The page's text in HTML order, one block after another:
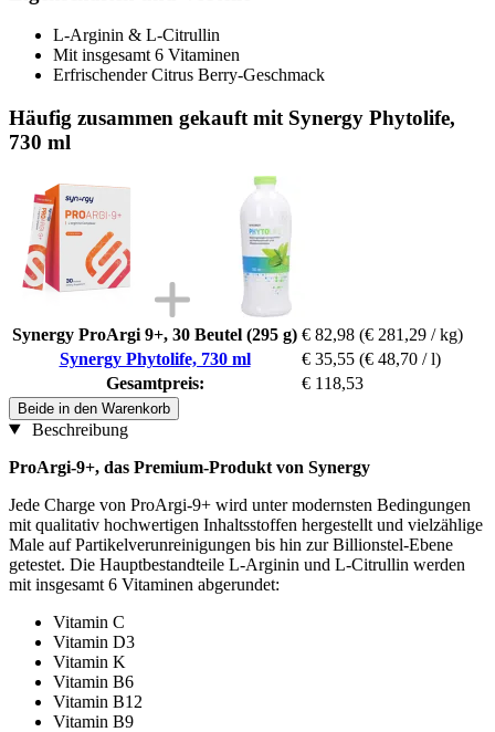
L-Arginin & L-Citrullin
Mit insgesamt 6 Vitaminen
Erfrischender Citrus Berry-Geschmack
Häufig zusammen gekauft mit Synergy Phytolife,
730 ml
Synergy ProArgi 9+, 30 Beutel (295 g) € 82,98 (€ 281,29 / kg)
Synergy Phytolife, 730 ml
€ 35,55 (€ 48,70 / l)
Gesamtpreis:
€ 118,53
Beide in den Warenkorb
Beschreibung
ProArgi-9+, das Premium-Produkt von Synergy
Jede Charge von ProArgi-9+ wird unter modernsten Bedingungen
mit qualitativ hochwertigen Inhaltsstoffen hergestellt und vielzählige
Male auf Partikelverunreinigungen bis hin zur Billionstel-Ebene
getestet. Die Hauptbestandteile L-Arginin und L-Citrullin werden
mit insgesamt 6 Vitaminen abgerundet:
Vitamin C
Vitamin D3
Vitamin K
Vitamin B6
Vitamin B12
Vitamin B9